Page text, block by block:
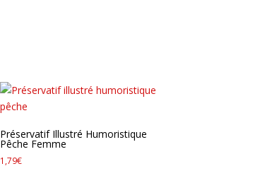
Préservatif Illustré Humoristique
Pêche Femme
1,79€